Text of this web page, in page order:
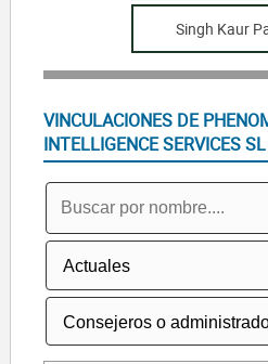
Singh Kaur
VINCULACIONES DE
INTELLIGENCE SERVICES SL